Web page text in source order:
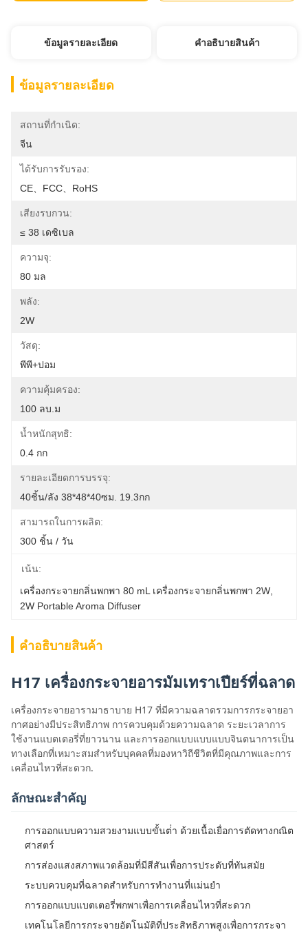
ข้อมูลรายละเอียด คําอธิบายสินค้า
ข้อมูลรายละเอียด
สถานที่กำเนิด:
จีน
ได้รับการรับรอง:
CE、FCC、RoHS
เสียงรบกวน:
≤ 38 เดซิเบล
ความจุ:
80 มล
พลัง:
2W
วัสดุ:
พีพี+ปอม
ความคุ้มครอง:
100 ลบ.ม
น้ำหนักสุทธิ:
0.4 กก
รายละเอียดการบรรจุ:
40ชิ้น/ลัง 38*48*40ซม. 19.3กก
สามารถในการผลิต:
300 ชิ้น / วัน
เน้น:
เครื่องกระจายกลิ่นพกพา 80 mL เครื่องกระจายกลิ่นพกพา 2W
2W Portable Aroma Diffuser
คําอธิบายสินค้า
H17 เครื่องกระจายอารมัมเทราเปียร์ที่ฉลาด
เครื่องกระจายอารามาธาบาย H17 ที่มีความฉลาดรวมการกระจายอา
กาศอย่างมีประสิทธิภาพ การควบคุมด้วยความฉลาด ระยะเวลาการ
ใช้งานแบตเตอรี่ที่ยาวนาน และการออกแบบแบบแบบจินตนาการเป็น
ทางเลือกที่เหมาะสมสําหรับบุคคลที่มองหาวิถีชีวิตที่มีคุณภาพและการ
เคลื่อนไหวที่สะดวก.
ลักษณะสําคัญ
การออกแบบความสวยงามแบบขั้นต่ํา ด้วยเนื้อเยื่อการตัดทางกณิต
ศาสตร์
การส่องแสงสภาพแวดล้อมที่มีสีสันเพื่อการประดับที่ทันสมัย
ระบบควบคุมที่ฉลาดสําหรับการทํางานที่แม่นยํา
การออกแบบแบตเตอรี่พกพาเพื่อการเคลื่อนไหวที่สะดวก
เทคโนโลยีการกระจายอัตโนมัติที่ประสิทธิภาพสูงเพื่อการกระจา